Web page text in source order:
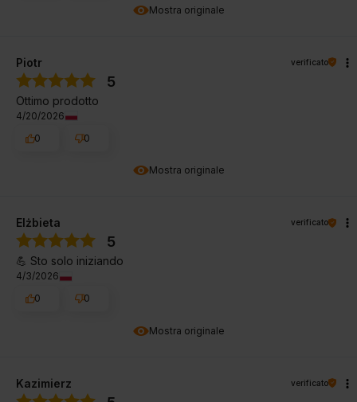
Mostra originale
Mostra originale
Piotr verificato
5
Ottimo prodotto
4/20/2026
0
0
Mostra originale
Elżbieta verificato
5
💪 Sto solo iniziando
4/3/2026
0
0
Kazimierz verificato